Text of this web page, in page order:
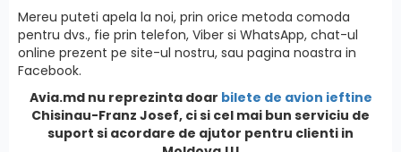
Mereu puteti apela la noi, prin orice metoda comoda
pentru dvs., fie prin telefon, Viber si WhatsApp, chat-ul
online prezent pe site-ul nostru, sau pagina noastra in
Facebook.
Avia.md nu reprezinta doar bilete de avion ieftine
Chisinau-Franz Josef, ci si cel mai bun serviciu de
suport si acordare de ajutor pentru clienti in